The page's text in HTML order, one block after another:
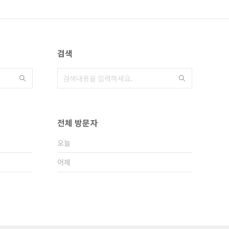
검색
전체 방문자
오늘
어제